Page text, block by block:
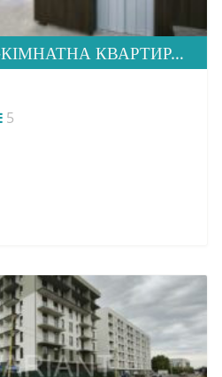
ПРОДАЄТЬСЯ 1,5-КІМНАТНА КВАРТИРА В НОВОБУДОВІ ЖК «ЗАГОРСЬКА»
5